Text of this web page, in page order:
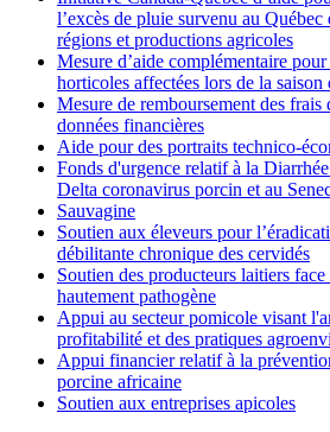
l’excès de pluie survenu au Québec
régions et productions agricoles
Mesure d’aide complémentaire
horticoles affectées lors de la
Mesure de remboursement des frais
données financières
Aide pour des portraits technico-
Fonds d'urgence relatif à la
Delta coronavirus porcin et au
Sauvagine
Soutien aux éleveurs pour
débilitante chronique des cervidés
Soutien des producteurs laitiers
hautement pathogène
Appui au secteur pomicole visant
profitabilité et des pratiques
Appui financier relatif à la
porcine africaine
Soutien aux entreprises apicoles